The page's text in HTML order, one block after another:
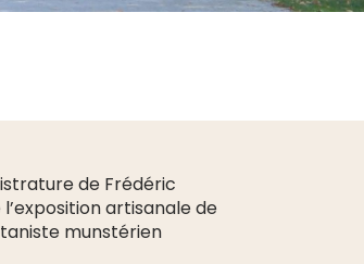
de Frédéric
artisanale de
munstérien